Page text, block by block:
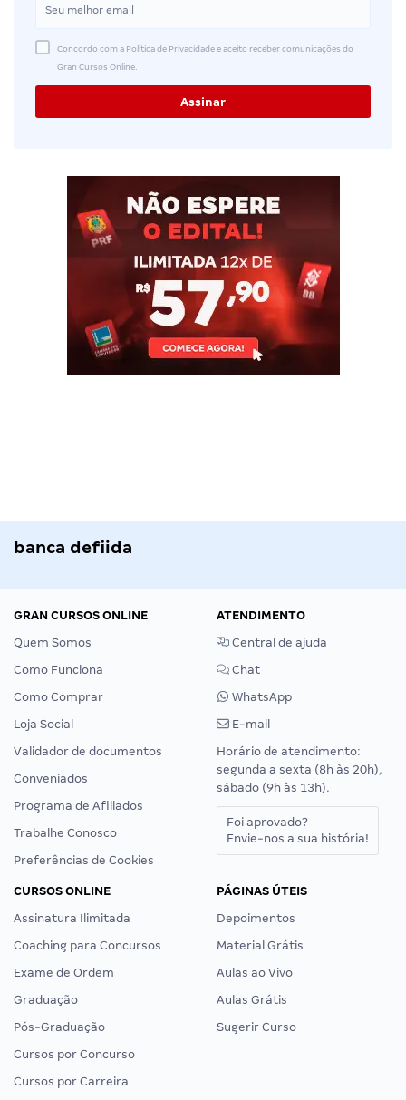
Concordo com a Política de Privacidade e aceito receber comunicações do
Gran Cursos Online.
banca defiida
GRAN CURSOS ONLINE
Quem Somos
Como Funciona
Como Comprar
Loja Social
Validador de documentos
Conveniados
Programa de Afiliados
Trabalhe Conosco
Preferências de Cookies
ATENDIMENTO
Central de ajuda
Chat
WhatsApp
E-mail
Horário de atendimento:
segunda a sexta (8h às 20h),
sábado (9h às 13h).
Foi aprovado?
Envie-nos a sua história!
CURSOS ONLINE
Assinatura Ilimitada
Coaching para Concursos
Exame de Ordem
Graduação
Pós-Graduação
Cursos por Concurso
Cursos por Carreira
PÁGINAS ÚTEIS
Depoimentos
Material Grátis
Aulas ao Vivo
Aulas Grátis
Sugerir Curso